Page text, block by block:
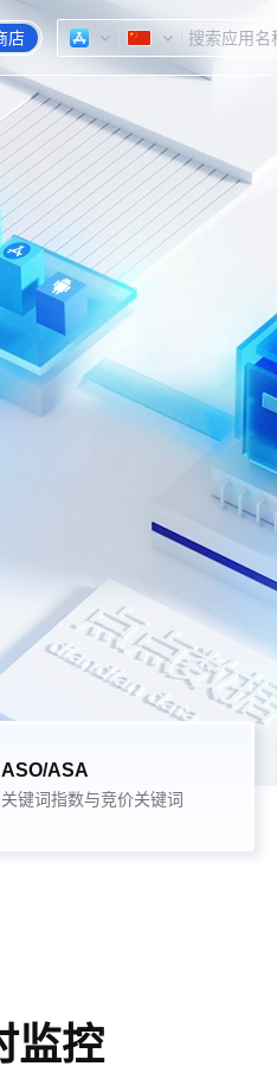
店
ASO/ASA
关键词指数与竞价关键词
监控